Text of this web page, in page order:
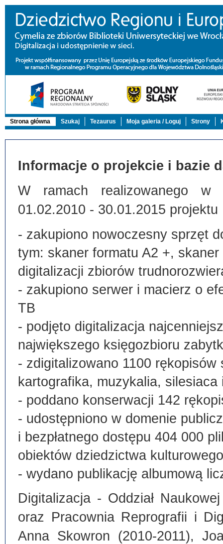
Strona główna Szukaj Tezaurus Moja galeria / Loguj Strony
Informacje o projekcie i bazie
W ramach realizowanego w
01.02.2010 - 30.01.2015 projektu
- zakupiono nowoczesny sprzęt
tym: skaner formatu A2 +,
digitalizacji zbiorów
- zakupiono serwer i macierz o
TB
- podjęto digitalizacja
największego księgozbioru
- zdigitalizowano 1100
kartografika, muzykalia, silesiaca
- poddano konserwacji 142
- udostępniono w domenie
i bezpłatnego dostępu 404 000
obiektów dziedzictwa kulturowego
- wydano publikację albumową
Digitalizacja - Oddział
oraz Pracownia Reprografii i
Anna Skowron (2010-2011),